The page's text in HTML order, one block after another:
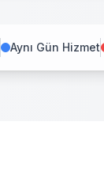
Aynı Gün Hizmet